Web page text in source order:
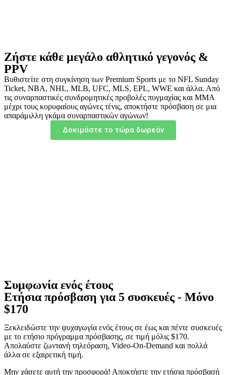
Ζήστε κάθε μεγάλο αθλητικό γεγονός &
PPV
Βυθιστείτε στη συγκίνηση των Premium Sports με το NFL Sunday
Ticket, NBA, NHL, MLB, UFC, MLS, EPL, WWE και άλλα. Από
τις συναρπαστικές συνδρομητικές προβολές πυγμαχίας και ΜΜΑ
μέχρι τους κορυφαίους αγώνες τένις, αποκτήστε πρόσβαση σε μια
απαράμιλλη γκάμα συναρπαστικών αγώνων!
Δοκιμάστε το τώρα δωρεάν
Συμφωνία ενός έτους
Ετήσια πρόσβαση για 5 συσκευές - Μόνο
$170
Ξεκλειδώστε την ψυχαγωγία ενός έτους σε έως και πέντε συσκευές
με το ετήσιο πρόγραμμα πρόσβασης, σε τιμή μόλις $170.
Απολαύστε ζωντανή τηλεόραση, Video-On-Demand και πολλά
άλλα σε εξαιρετική τιμή.
Μην χάσετε αυτή την προσφορά! Αποκτήστε την ετήσια πρόσβασή